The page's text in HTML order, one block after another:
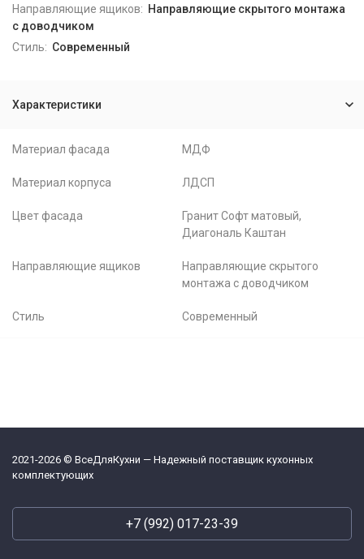
Направляющие ящиков: Направляющие скрытого монтажа
с доводчиком
Стиль: Современный
Характеристики
Материал фасада МДФ
Материал корпуса ЛДСП
Цвет фасада
Гранит Софт матовый,
Диагональ Каштан
Направляющие ящиков
Направляющие скрытого
монтажа с доводчиком
Стиль Современный
2021-2026 © ВсеДляКухни — Надежный поставщик кухонных
комплектующих
+7 (992) 017-23-39